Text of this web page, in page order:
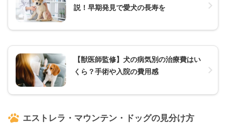
説！早期発見で愛犬の長寿を
【獣医師監修】犬の病気別の治療費はい
くら？手術や入院の費用感
エストレラ・マウンテン・ドッグの見分け方